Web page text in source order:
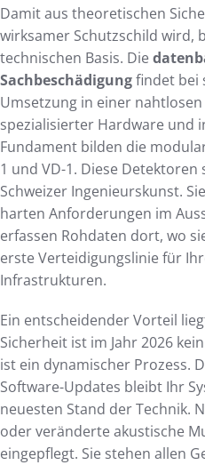
Damit aus theoretischen
wirksamer Schutzschild wird,
technischen Basis. Die
Sachbeschädigungfindet bei
Umsetzung in einer
spezialisierter Hardware und
Fundament bilden die
1 und VD-1. Diese
Schweizer Ingenieurskunst.
harten Anforderungen im
erfassen Rohdaten dort, wo
erste Verteidigungslinie für
Infrastrukturen.
Ein entscheidender Vorteil
Sicherheit ist im Jahr 2026
ist ein dynamischer Prozess.
Software-Updates bleibt Ihr
neuesten Stand der Technik.
oder veränderte akustische
eingepflegt. Sie stehen allen